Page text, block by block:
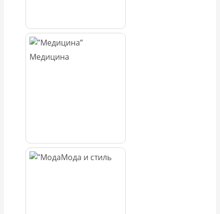
Медицина
Мода и стиль